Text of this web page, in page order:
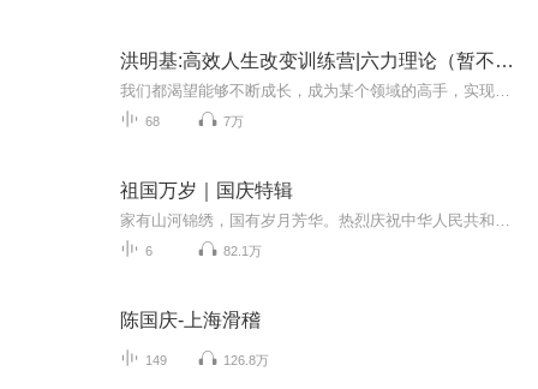
洪明基:高效人生改变训练营|六力理论（暂不开班）
68 7万
祖国万岁｜国庆特辑
6 82.1万
陈国庆-上海滑稽
149 126.8万